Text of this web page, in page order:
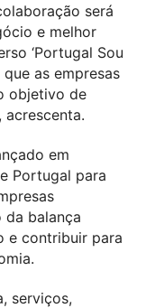
será
e melhor
‘Portugal Sou
as empresas
objetivo de
acrescenta.
em
Portugal para
balança
e contribuir para
serviços,